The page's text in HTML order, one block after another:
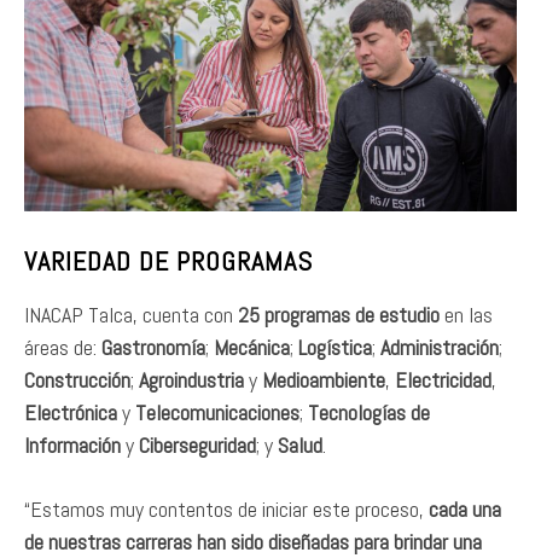
VARIEDAD DE PROGRAMAS
INACAP Talca, cuenta con 25 programas de estudioen las
áreas de: Gastronomía; Mecánica; Logística; Administración;
Construcción; Agroindustriay Medioambiente, Electricidad,
Electrónicay Telecomunicaciones; Tecnologías de
InformaciónyCiberseguridad; y Salud.
“Estamos muy contentos de iniciar este proceso, cada una
de nuestras carreras han sido diseñadas para brindar una